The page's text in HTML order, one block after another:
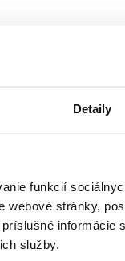
Detaily
funkcií
webové stránky,
služby.